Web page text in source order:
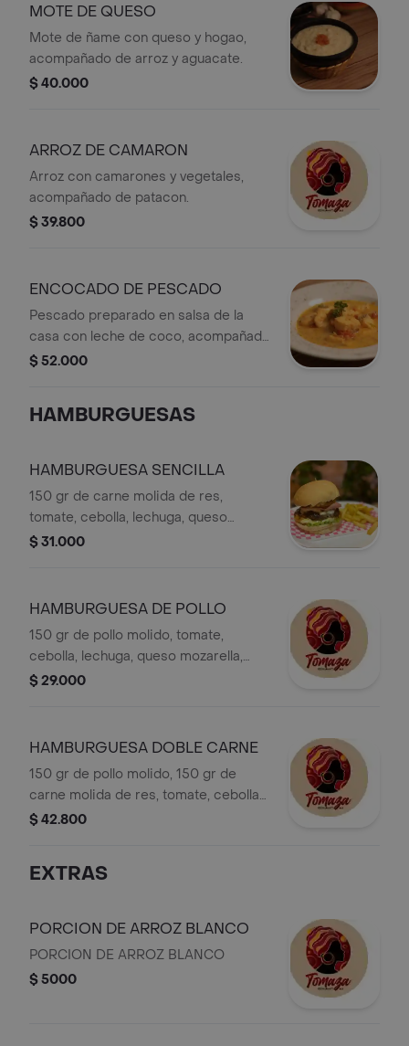
MOTE DE QUESO
Mote de ñame con queso y hogao,
acompañado de arroz y aguacate.
$ 40.000
ARROZ DE CAMARON
Arroz con camarones y vegetales,
acompañado de patacon.
$ 39.800
ENCOCADO DE PESCADO
Pescado preparado en salsa de la
casa con leche de coco, acompañado
de arroz de arroz blanco y patacones
$ 52.000
HAMBURGUESAS
HAMBURGUESA SENCILLA
150 gr de carne molida de res,
tomate, cebolla, lechuga, queso
mozarella, salsa de la casa y pan
$ 31.000
HAMBURGUESA DE POLLO
150 gr de pollo molido, tomate,
cebolla, lechuga, queso mozarella,
salsa de la casa y pan brioche,
$ 29.000
HAMBURGUESA DOBLE CARNE
150 gr de pollo molido, 150 gr de
carne molida de res, tomate, cebolla
caramelizada, lechuga,pepinillos,
de papa.
$ 42.800
EXTRAS
PORCION DE ARROZ BLANCO
PORCION DE ARROZ BLANCO
$ 5000